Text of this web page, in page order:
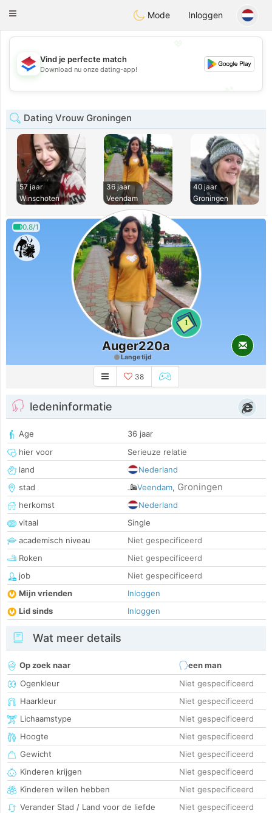
NederlandChat
Toggle
Mode Inloggen
💖
💕
Vind je perfecte match
Download nu onze dating-app!
Dating Vrouw Groningen
57 jaar
Winschoten
36 jaar
Veendam
40 jaar
Groningen
0.8/1
1
Auger220a
Lange tijd
38
ledeninformatie
Age
36 jaar
hier voor
Serieuze relatie
land
Nederland
stad
Veendam, Groningen
herkomst
Nederland
vitaal
Single
academisch niveau
Niet gespecificeerd
Roken
Niet gespecificeerd
job
Niet gespecificeerd
Mijn vrienden
Inloggen
Lid sinds
Inloggen
Wat meer details
Op zoek naar
een man
Ogenkleur
Niet gespecificeerd
Haarkleur
Niet gespecificeerd
Lichaamstype
Niet gespecificeerd
Hoogte
Niet gespecificeerd
Gewicht
Niet gespecificeerd
Kinderen krijgen
Niet gespecificeerd
Kinderen willen hebben
Niet gespecificeerd
Verander Stad / Land voor de liefde
Niet gespecificeerd